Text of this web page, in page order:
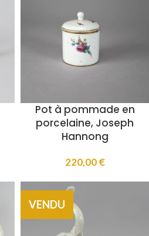
Pot à pommade en
porcelaine, Joseph
Hannong
220,00€
VENDU